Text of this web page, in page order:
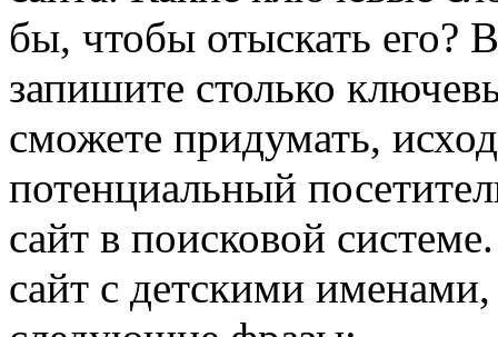
бы, чтобы отыскать его?
запишите столько
сможете придумать,
потенциальный
сайт в поисковой
сайт с детскими